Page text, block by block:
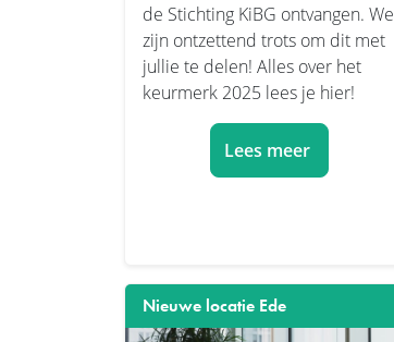
de Stichting KiBG ontvangen. We
zijn ontzettend trots om dit met
jullie te delen! Alles over het
keurmerk 2025 lees je hier!
Lees meer
Nieuwe locatie Ede